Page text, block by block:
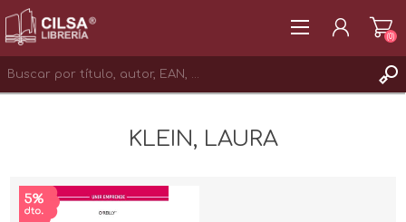
(0)
KLEIN, LAURA